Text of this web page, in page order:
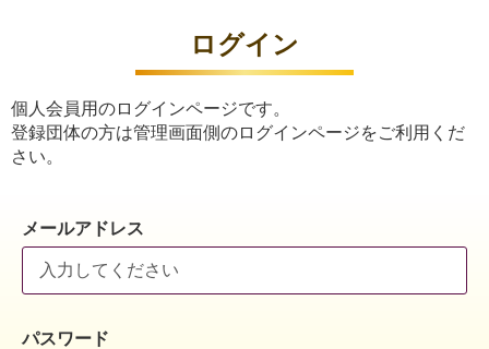
ログイン
個人会員用のログインページです。
登録団体の方は管理画面側のログインページをご利用くだ
さい。
メールアドレス
パスワード